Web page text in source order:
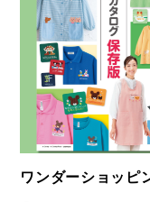
ワンダーショッ